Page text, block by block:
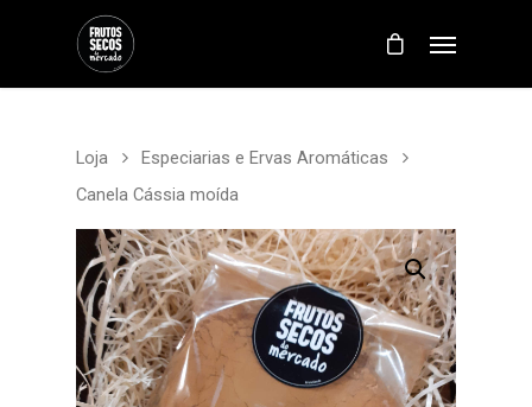
Loja
Especiarias e Ervas Aromáticas
Canela Cássia moída